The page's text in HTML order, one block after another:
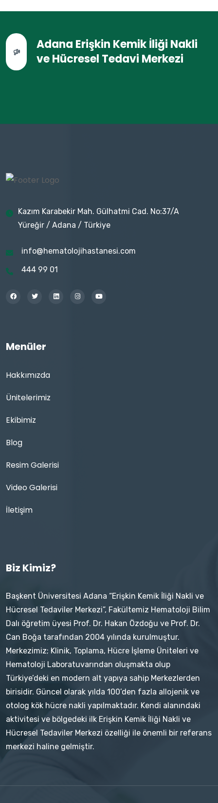
Adana Erişkin Kemik İliği Nakli
ve Hücresel Tedavi Merkezi
Kazım Karabekir Mah. Gülhatmi Cad. No:37/A
Yüreğir / Adana / Türkiye
info@hematolojihastanesi.com
444 99 01
Menüler
Hakkımızda
Ünitelerimiz
Ekibimiz
Blog
Resim Galerisi
Video Galerisi
İletişim
Biz Kimiz?
Başkent Üniversitesi Adana “Erişkin Kemik İliği Nakli ve
Hücresel Tedaviler Merkezi”, Fakültemiz Hematoloji Bilim
Dalı öğretim üyesi Prof. Dr. Hakan Özdoğu ve Prof. Dr.
Can Boğa tarafından 2004 yılında kurulmuştur.
Merkezimiz; Klinik, Toplama, Hücre İşleme Üniteleri ve
Hematoloji Laboratuvarından oluşmakta olup
Türkiye’deki en modern alt yapıya sahip Merkezlerden
birisidir. Güncel olarak yılda 100’den fazla allojenik ve
otolog kök hücre nakli yapılmaktadır. Kendi alanındaki
aktivitesi ve bölgedeki ilk Erişkin Kemik İliği Nakli ve
Hücresel Tedaviler Merkezi özelliği ile önemli bir referans
merkezi haline gelmiştir.